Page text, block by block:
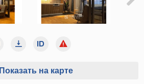
Показать на карте